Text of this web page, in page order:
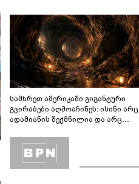
სამხრეთ ამერიკაში გიგანტური
გვირაბები აღმოაჩინეს: ისინი არც
ადამიანის შექმნილია და არც
ლაბირინთები?